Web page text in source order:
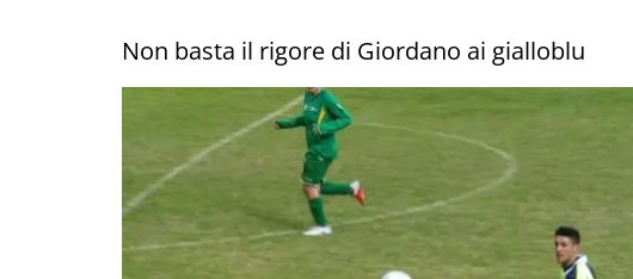
Non basta il rigore di Giordano ai gialloblu